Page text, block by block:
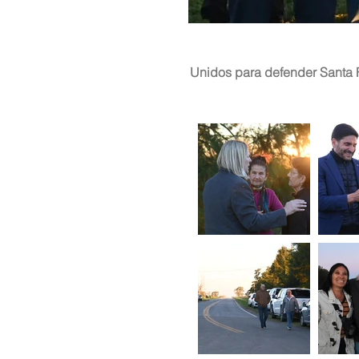
Unidos para defender Santa